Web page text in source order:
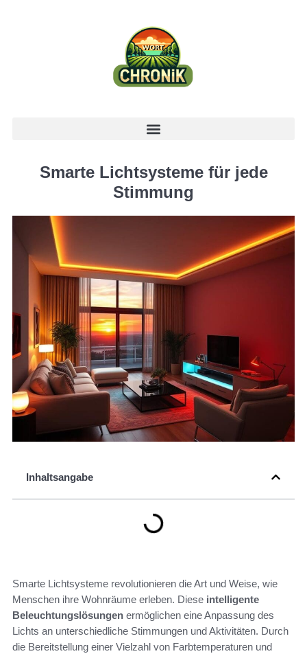
Smarte Lichtsysteme für jede
Stimmung
Inhaltsangabe
Smarte Lichtsysteme revolutionieren die Art und Weise, wie
Menschen ihre Wohnräume erleben. Diese intelligente
Beleuchtungslösungen ermöglichen eine Anpassung des
Lichts an unterschiedliche Stimmungen und Aktivitäten. Durch
die Bereitstellung einer Vielzahl von Farbtemperaturen und